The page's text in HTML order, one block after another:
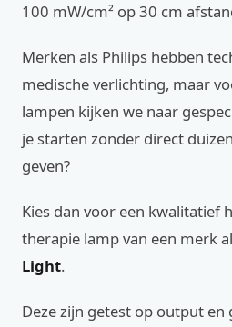
100 mW/cm² op 30 cm
Merken als Philips hebben
medische verlichting, maar
lampen kijken we naar
je starten zonder direct
geven?
Kies dan voor een kwalitatief
therapie lamp van een merk
Light.
Deze zijn getest op output en